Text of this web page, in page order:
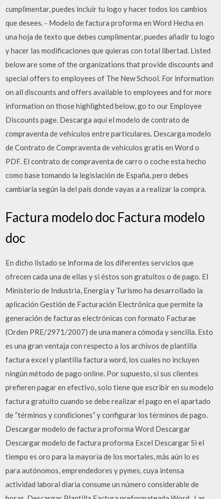
cumplimentar, puedes incluir tu logo y hacer todos los cambios
que desees. - Modelo de factura proforma en Word Hecha en
una hoja de texto que debes cumplimentar, puedes añadir tu logo
y hacer las modificaciones que quieras con total libertad. Listed
below are some of the organizations that provide discounts and
special offers to employees of The New School. For information
on all discounts and offers available to employees and for more
information on those highlighted below, go to our Employee
Discounts page. Descarga aquí el modelo de contrato de
compraventa de vehículos entre particulares. Descarga modelo
de Contrato de Compraventa de vehículos gratis en Word o
PDF. El contrato de compraventa de carro o coche esta hecho
como base tomando la legislación de España, pero debes
cambiarla según la del país donde vayas a a realizar la compra.
Factura modelo doc Factura modelo
doc
En dicho listado se informa de los diferentes servicios que
ofrecen cada una de ellas y si éstos son gratuitos o de pago. El
Ministerio de Industria, Energía y Turismo ha desarrollado la
aplicación Gestión de Facturación Electrónica que permite la
generación de facturas electrónicas con formato Facturae
(Orden PRE/2971/2007) de una manera cómoda y sencilla. Esto
es una gran ventaja con respecto a los archivos de plantilla
factura excel y plantilla factura word, los cuales no incluyen
ningún método de pago online. Por supuesto, si sus clientes
prefieren pagar en efectivo, solo tiene que escribir en su modelo
factura gratuito cuando se debe realizar el pago en el apartado
de “términos y condiciones” y configurar los términos de pago.
Descargar modelo de factura proforma Word Descargar
Descargar modelo de factura proforma Excel Descargar Si el
tiempo es oro para la mayoría de los mortales, más aún lo es
para autónomos, emprendedores y pymes, cuya intensa
actividad laboral diaria consume un número considerable de